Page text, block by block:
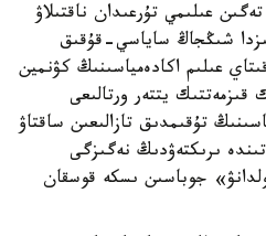
عىلىمي تۇرعىدان ناقتىلاۋ
-جىلعى تامىزدا شىڭجاڭ ساياسي-قۇقىق
عىلىم اكادەمياسىنىڭ كۋنمين
قىزمەتتىك يتتەر ورتالىعى
تۇقىمدىق تازالىعىن ساقتاۋ
ىرىكتەۋدىڭ نەگىزگى
جوباسىن ىسكە قوسقان